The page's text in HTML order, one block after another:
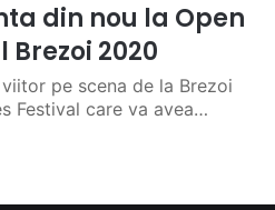
din nou la Open
Brezoi 2020
pe scena de la Brezoi
Festival care va avea…